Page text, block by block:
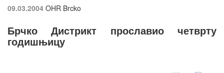
09.03.2004 OHR Brcko
Брчко Дистрикт прославио четврту
годишњицу